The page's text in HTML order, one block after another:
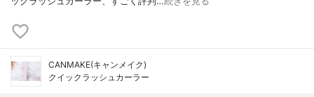
CANMAKE(キャンメイク)
クイックラッシュカーラー